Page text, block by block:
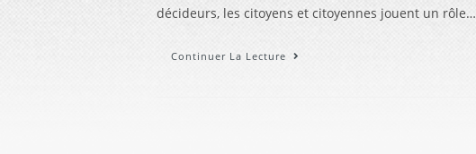
décideurs, les citoyens et citoyennes jouent un rôle…
Continuer La Lecture